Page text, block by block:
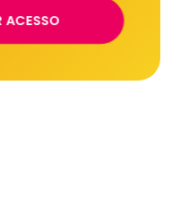
ACESSO